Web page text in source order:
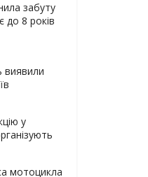
забуту
до 8 років
виявили
у
мотоцикла